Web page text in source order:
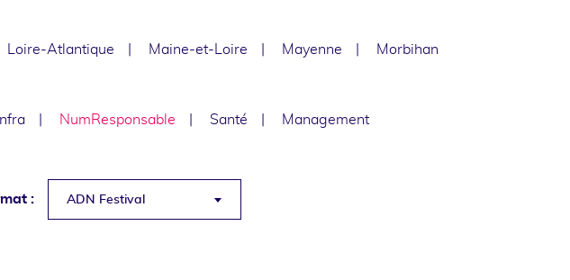
Loire-Atlantique Maine-et-Loire Mayenne
Morbihan
Infra NumResponsable Santé
Management
: ADN Festival